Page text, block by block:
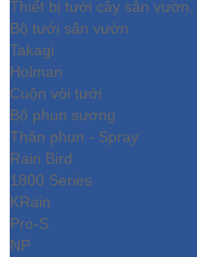
Thiết bị tưới cây sân vườn,
Bộ tưới sân vườn
Takagi
Holman
Cuộn vòi tưới
Bộ phun sương
Thân phun - Spray
Rain Bird
1800 Series
KRain
Pro-S
NP